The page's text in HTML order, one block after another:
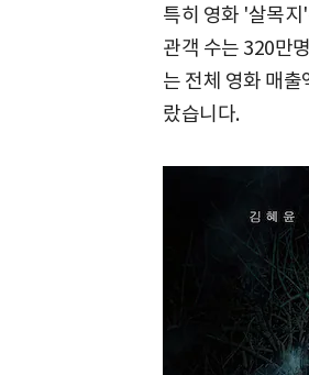
특히 영화 '살목
관객 수는 320만
는 전체 영화 매
랐습니다.